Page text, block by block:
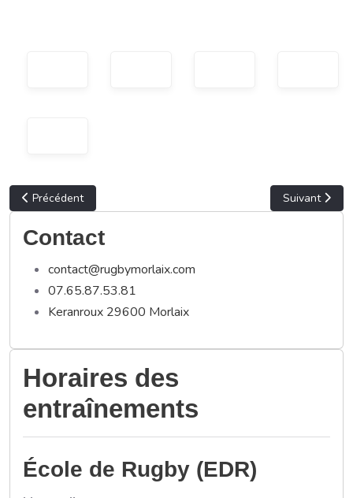
Article précédent : Déplacement des M14 pour la J1
Précédent Article
Suivant
Contact
contact@rugbymorlaix.com
07.65.87.53.81
Keranroux 29600 Morlaix
Horaires des
entraînements
École de Rugby (EDR)